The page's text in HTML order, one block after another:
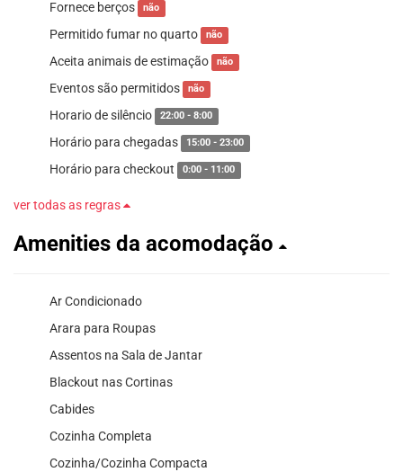
Fornece berços não
Permitido fumar no quarto não
Aceita animais de estimação não
Eventos são permitidos não
Horario de silêncio 22:00 - 8:00
Horário para chegadas 15:00 - 23:00
Horário para checkout 0:00 - 11:00
ver todas as regras
Amenities da acomodação
Ar Condicionado
Arara para Roupas
Assentos na Sala de Jantar
Blackout nas Cortinas
Cabides
Cozinha Completa
Cozinha/Cozinha Compacta